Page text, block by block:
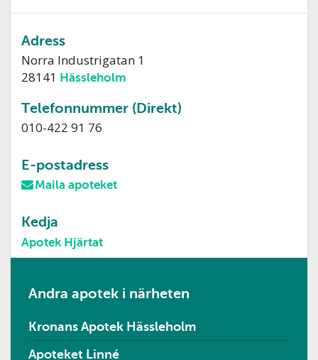
Adress
Norra Industrigatan 1
28141 Hässleholm
Telefonnummer (Direkt)
010-422 91 76
E-postadress
Maila apoteket
Kedja
Apotek Hjärtat
Andra apotek i närheten
Kronans Apotek Hässleholm
Apoteket Linné